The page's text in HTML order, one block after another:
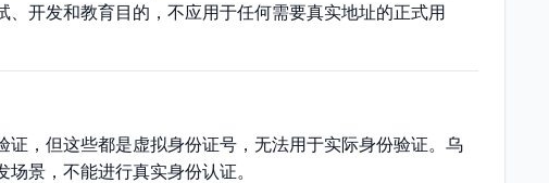
开发和教育目的，不应用于任何需要真实地址的正式用
，但这些都是虚拟身份证号，无法用于实际身份验证。乌
景，不能进行真实身份认证。